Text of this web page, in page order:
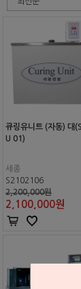
큐링유니트 (자동) 대
U 01)
세종
S2102106
2,200,000원
2,100,000원